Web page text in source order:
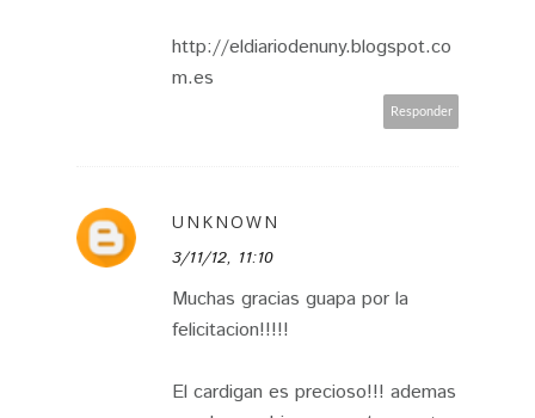
http://eldiariodenuny.blogspot.co
m.es
Responder
UNKNOWN
3/11/12, 11:10
Muchas gracias guapa por la
felicitacion!!!!!
El cardigan es precioso!!! ademas